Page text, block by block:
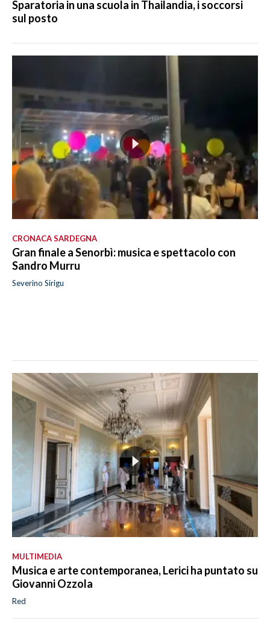
Sparatoria in una scuola in Thailandia, i soccorsi
sul posto
CRONACA SARDEGNA
Gran finale a Senorbì: musica e spettacolo con
Sandro Murru
Severino Sirigu
MULTIMEDIA
Musica e arte contemporanea, Lerici ha puntato su
Giovanni Ozzola
Red